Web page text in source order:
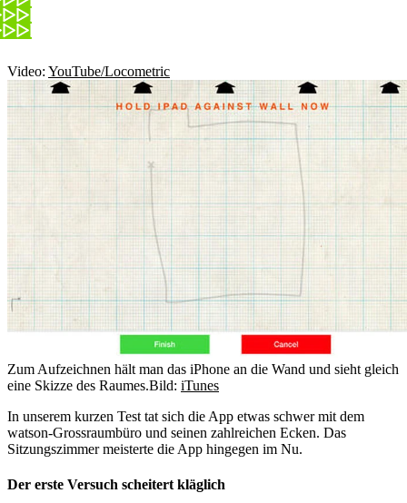
Video: YouTube/Locometric
Zum Aufzeichnen hält man das iPhone an die Wand und sieht gleich
eine Skizze des Raumes.Bild: iTunes
In unserem kurzen Test tat sich die App etwas schwer mit dem
watson-Grossraumbüro und seinen zahlreichen Ecken. Das
Sitzungszimmer meisterte die App hingegen im Nu.
Der erste Versuch scheitert kläglich